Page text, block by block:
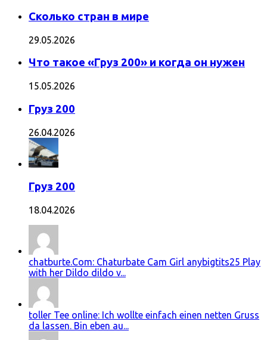
Сколько стран в мире
29.05.2026
Что такое «Груз 200» и когда он нужен
15.05.2026
Груз 200
26.04.2026
Груз 200
18.04.2026
chatburte.Com: Chaturbate Cam Girl anybigtits25 Play
with her Dildo dildo v...
toller Tee online: Ich wollte einfach einen netten Gruss
da lassen. Bin eben au...